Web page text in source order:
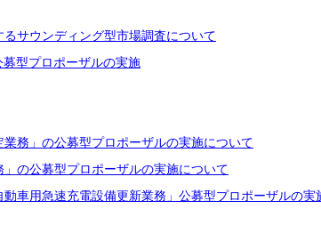
サウンディング型市場調査について
募型プロポーザルの実施
業務」の公募型プロポーザルの実施について
」の公募型プロポーザルの実施について
動車用急速充電設備更新業務」公募型プロポーザルの実